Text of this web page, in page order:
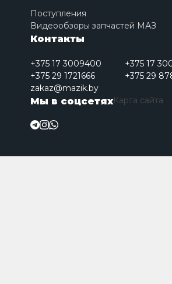
Поступления
Видеообзоры запчастей МАЗ
Контакты
+375 17 3009400
+375 17
+375 29 1721666
+375 29
zakaz@mazik.by
Мы в соцсетяхКарта сайта